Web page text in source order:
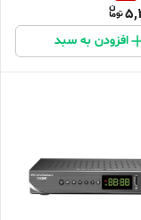
افزودن به سبد